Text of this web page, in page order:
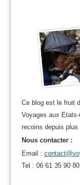
Ce blog est le fruit
Voyages aux
recoins depuis plus
Nous contacter :
Email :
Tel : 06 61 35 90